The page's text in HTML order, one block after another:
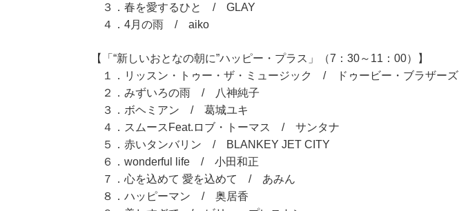
３．春を愛するひと / GLAY
４．4月の雨 / aiko
【「“新しいおとなの朝に”ハッピー・プラス」（7：30～11：00）】
１．リッスン・トゥー・ザ・ミュージック / ドゥービー・ブラザーズ
２．みずいろの雨 / 八神純子
３．ボヘミアン / 葛城ユキ
４．スムースFeat.ロブ・トーマス / サンタナ
５．赤いタンバリン / BLANKEY JET CITY
６．wonderful life / 小田和正
７．心を込めて 愛を込めて / あみん
８．ハッピーマン / 奥居香